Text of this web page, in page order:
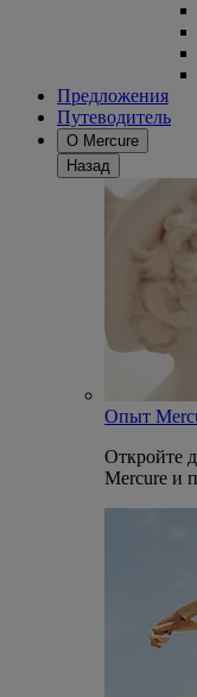
Предложения
Путеводитель
О Mercure
Назад
Опыт
Откройте
Mercure и